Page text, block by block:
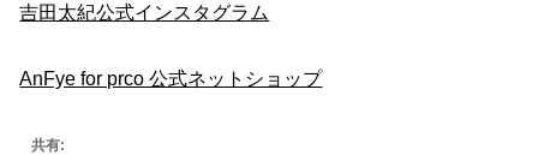
吉田太紀公式インスタグラム
AnFye for prco 公式ネットショップ
共有: